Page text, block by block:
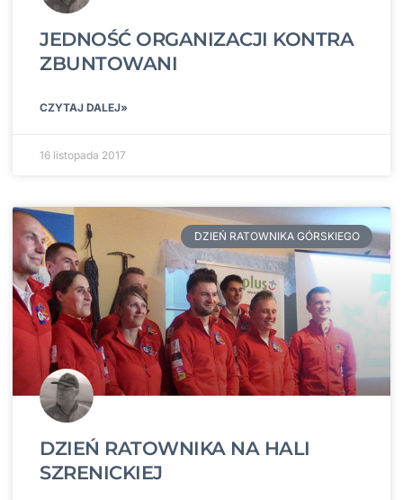
JEDNOŚĆ ORGANIZACJI KONTRA
ZBUNTOWANI
CZYTAJ DALEJ»
16 listopada 2017
DZIEŃ RATOWNIKA GÓRSKIEGO
DZIEŃ RATOWNIKA NA HALI
SZRENICKIEJ